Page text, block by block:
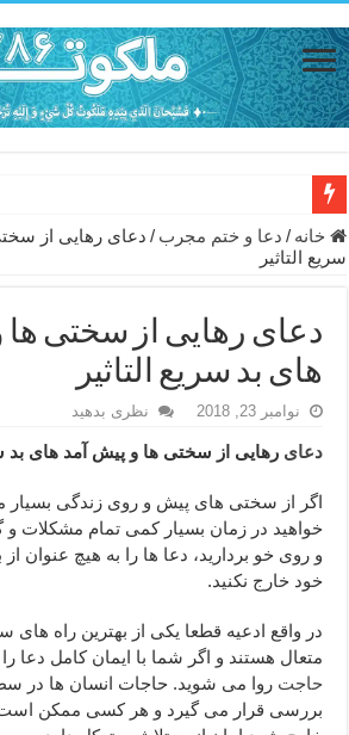
دعای مجرب برای رفع گرفتاری – ذکر قوی
دعا برای عاشق شدن طرف مقابل – عاشق
دعای حفظ جان عزیزان از بلا در سفر – دعا
انواع ذکرهای الهی و خواص آن – مجرب ترین
دعای روزی و رفع فقر – دعای مجرب برای
دعای قوی برای حاجات دنیا و آخرت – حاجت
دعا قدرت و توانمندی – دعا برای افزایش
دعای ابودردا برای در امان ماندن از بلا –
خانه / دعا و ختم مجرب / دعای رهایی از
سریع التاثیر
دعای رهایی از سختی ها
های بد سریع التاثیر
نوامبر 23, 2018 نظری بدهید
دعای رهایی از سختی ها و پیش آمد های بد
اگر از سختی های پیش و روی زندگی
خواهید در زمان بسیار کمی تمام مشکلات و
و روی خو بردارید، دعا ها را به هیچ عنوان از
خود خارج نکنید.
در واقع ادعیه قطعا یکی از بهترین راه های
متعال هستند و اگر شما با ایمان کامل دعا را
حاجت روا می شوید. حاجات انسان ها در
بررسی قرار می گیرد و هر کسی ممکن